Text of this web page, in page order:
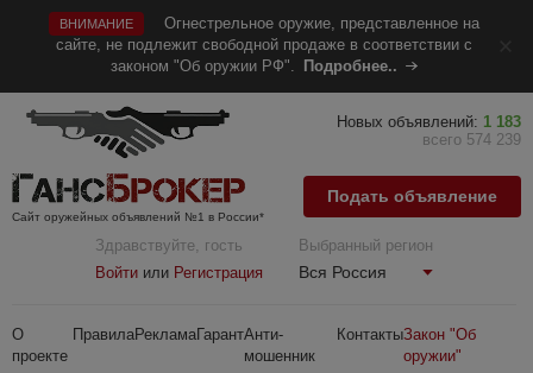
ВНИМАНИЕ
Огнестрельное оружие, представленное на
сайте, не подлежит свободной продаже в соответствии с
законом "Об оружии РФ".
Подробнее..
Сайт оружейных объявлений №1 в России*
Здравствуйте, гость
Войти или Регистрация
Выбранный регион
Вся Россия
О
проекте
ПравилаРекламаГарантАнти-
мошенник
КонтактыЗакон "Об
оружии"
Новых объявлений: 1 183
всего 574 239
Подать объявление